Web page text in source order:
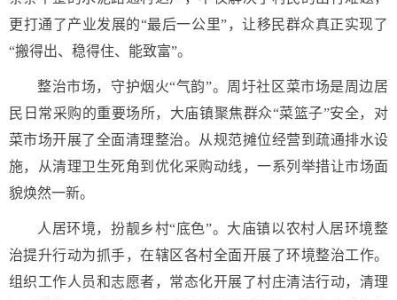
更打通了产业发展的“最后一公里”，让移民群众真正实现了
“搬得出、稳得住、能致富”。
整治市场，守护烟火“气韵”。周圩社区菜市场是周边居
民日常采购的重要场所，大庙镇聚焦群众“菜篮子”安全，对
菜市场开展了全面清理整治。从规范摊位经营到疏通排水设
施，从清理卫生死角到优化采购动线，一系列举措让市场面
貌焕然一新。
人居环境，扮靓乡村“底色”。大庙镇以农村人居环境整
治提升行动为抓手，在辖区各村全面开展了环境整治工作。
组织工作人员和志愿者，常态化开展了村庄清洁行动，清理